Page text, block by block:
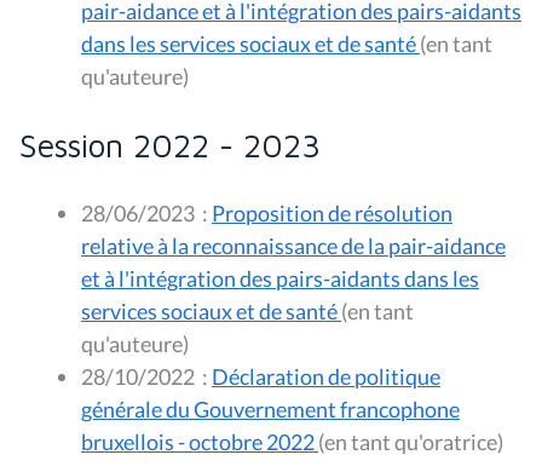
pair-aidance et à l'intégration des pairs-aidants
dans les services sociaux et de santé(en tant
qu'auteure)
Session 2022 - 2023
28/06/2023 : Proposition de résolution
relative à la reconnaissance de la pair-aidance
et à l'intégration des pairs-aidants dans les
services sociaux et de santé(en tant
qu'auteure)
28/10/2022 : Déclaration de politique
générale du Gouvernement francophone
bruxellois - octobre 2022
(en tant qu'oratrice)